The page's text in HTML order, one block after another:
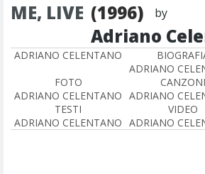
ME, LIVE (1996) by
Adriano
ADRIANO CELENTANO
ADRIANO
FOTO
ADRIANO CELENTANO
CANZONI
ADRIANO
TESTI
ADRIANO CELENTANO
VIDEO
ADRIANO